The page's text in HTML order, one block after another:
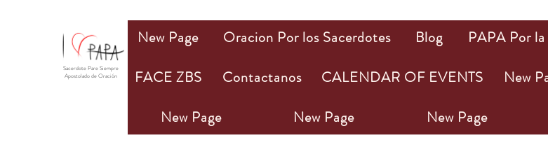
New Page Oracion Por los Sacerdotes Blog PAPA Por
FACE ZBS
Contactanos CALENDAR OF EVENTS New
New Page
New Page New Page
Sacerdote Pare Siempre
Apostolado de Oración